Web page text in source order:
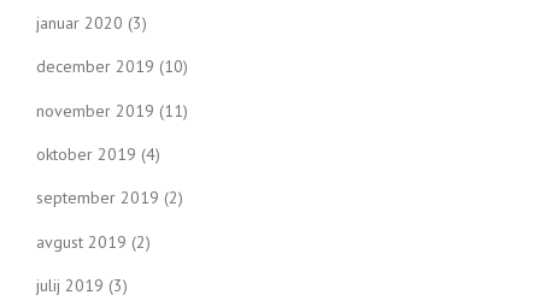
januar 2020 (3)
december 2019 (10)
november 2019 (11)
oktober 2019 (4)
september 2019 (2)
avgust 2019 (2)
julij 2019 (3)